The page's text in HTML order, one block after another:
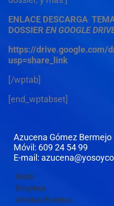
ENLACE DESCARGA
DOSSIER EN GOOGLE
https://drive.google.com/
usp=share_link
[/wptab]
[end_wptabset]
Azucena Gómez Bermejo
Móvil: 609 24 54 99
E-mail:
Inicio
Empresa
Artistas/Eventos